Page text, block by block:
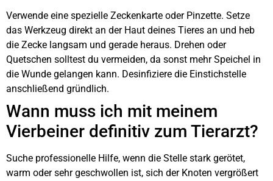
Verwende eine spezielle Zeckenkarte oder Pinzette. Setze
das Werkzeug direkt an der Haut deines Tieres an und heb
die Zecke langsam und gerade heraus. Drehen oder
Quetschen solltest du vermeiden, da sonst mehr Speichel in
die Wunde gelangen kann. Desinfiziere die Einstichstelle
anschließend gründlich.
Wann muss ich mit meinem
Vierbeiner definitiv zum Tierarzt?
Suche professionelle Hilfe, wenn die Stelle stark gerötet,
warm oder sehr geschwollen ist, sich der Knoten vergrößert